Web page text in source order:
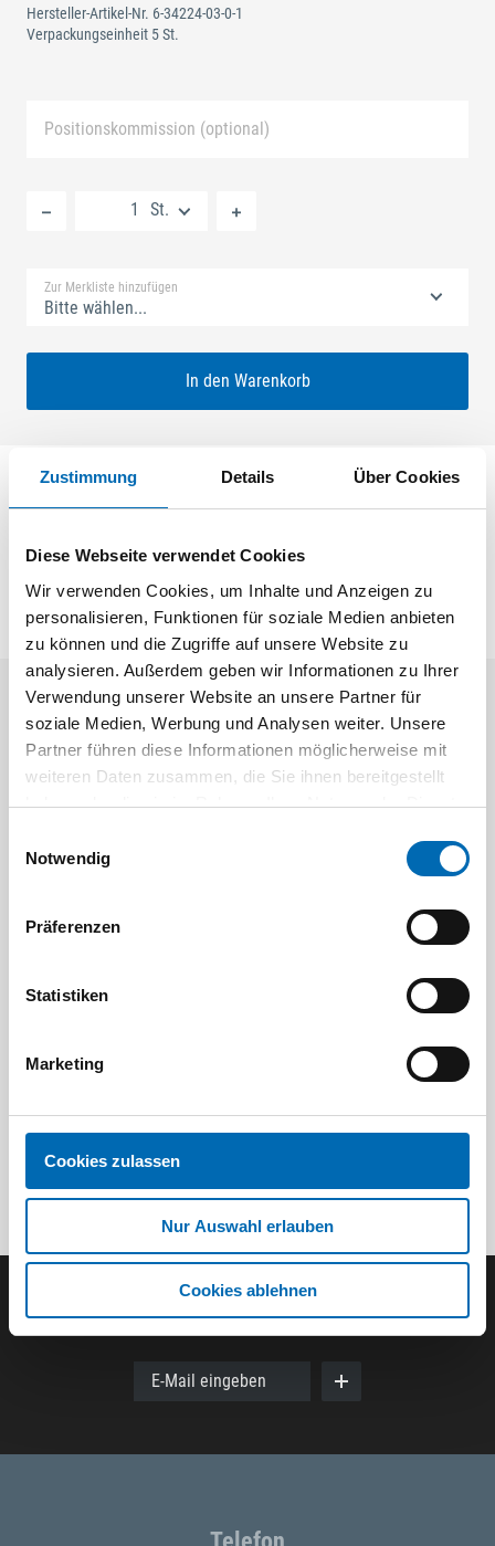
Zustimmung Details Über Cookies
Diese Webseite verwendet Cookies
Wir verwenden Cookies, um Inhalte und Anzeigen zu
personalisieren, Funktionen für soziale Medien anbieten
zu können und die Zugriffe auf unsere Website zu
analysieren. Außerdem geben wir Informationen zu Ihrer
Verwendung unserer Website an unsere Partner für
soziale Medien, Werbung und Analysen weiter. Unsere
Partner führen diese Informationen möglicherweise mit
weiteren Daten zusammen, die Sie ihnen bereitgestellt
haben oder die sie im Rahmen Ihrer Nutzung der Dienste
Notwendig
Präferenzen
Statistiken
Marketing
Cookies zulassen
Nur Auswahl erlauben
Cookies ablehnen
Hersteller-Artikel-Nr. 6-34224-03-0-1
Verpackungseinheit 5 St.
Positionskommission (optional)
St.
Zur Merkliste hinzufügen
Bitte wählen...
In den Warenkorb
SECURY ECONOMY 1x20 35/92 FARI Nuss: 8mm
Kennkerbe: 176mm Flachstulp 16x2,5mm L:290,0mm
Eckig Maße: ferGUard*silber
Aktuelle Angebote
Artikel-Nr.
Der ODÖRFER Newsletter
E-Mail eingeben